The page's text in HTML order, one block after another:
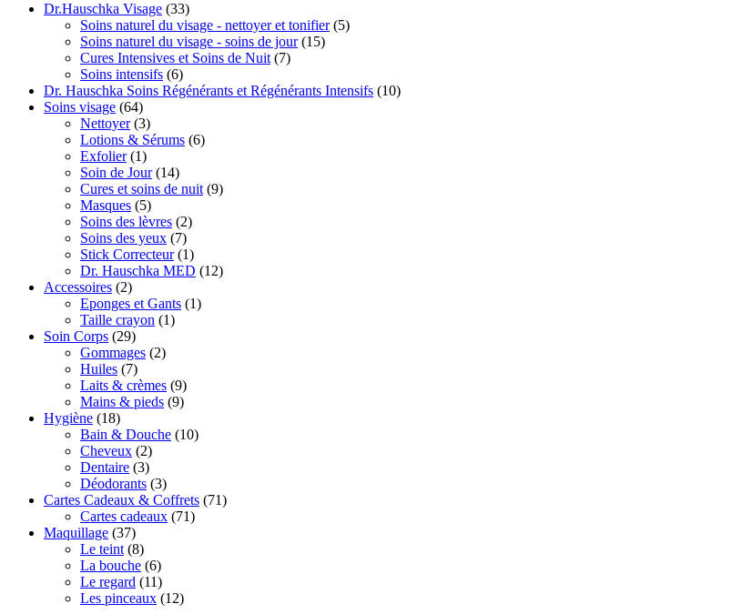
Dr.Hauschka Visage (33)
Soins naturel du visage - nettoyer et tonifier (5)
Soins naturel du visage - soins de jour (15)
Cures Intensives et Soins de Nuit (7)
Soins intensifs (6)
Dr. Hauschka Soins Régénérants et Régénérants Intensifs (10)
Soins visage (64)
Nettoyer (3)
Lotions & Sérums (6)
Exfolier (1)
Soin de Jour (14)
Cures et soins de nuit (9)
Masques (5)
Soins des lèvres (2)
Soins des yeux (7)
Stick Correcteur (1)
Dr. Hauschka MED (12)
Accessoires (2)
Eponges et Gants (1)
Taille crayon (1)
Soin Corps (29)
Gommages (2)
Huiles (7)
Laits & crèmes (9)
Mains & pieds (9)
Hygiène (18)
Bain & Douche (10)
Cheveux (2)
Dentaire (3)
Déodorants (3)
Cartes Cadeaux & Coffrets (71)
Cartes cadeaux (71)
Maquillage (37)
Le teint (8)
La bouche (6)
Le regard (11)
Les pinceaux (12)